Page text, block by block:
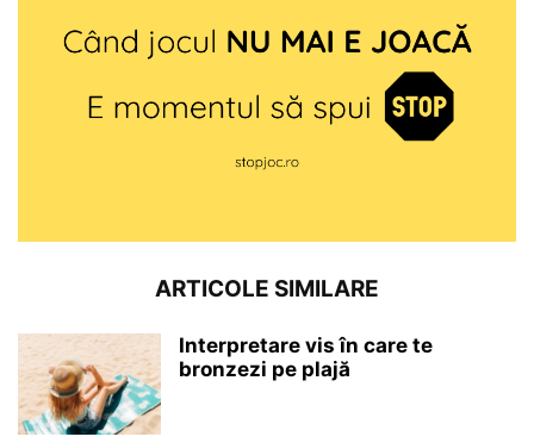
ARTICOLE SIMILARE
Interpretare vis în care te
bronzezi pe plajă